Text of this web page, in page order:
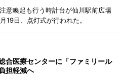
意喚起も行う時計台が仙川駅前広場
19日、点灯式が行われた。
合医療センターに「ファミリール
担軽減へ